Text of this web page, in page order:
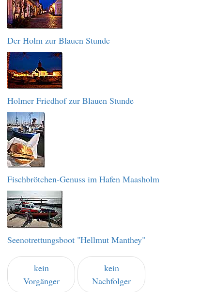
Der Holm zur Blauen Stunde
Holmer Friedhof zur Blauen Stunde
Fischbrötchen-Genuss im Hafen Maasholm
Seenotrettungsboot "Hellmut Manthey"
kein
Vorgänger
kein
Nachfolger